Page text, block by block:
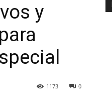
y
0
1173